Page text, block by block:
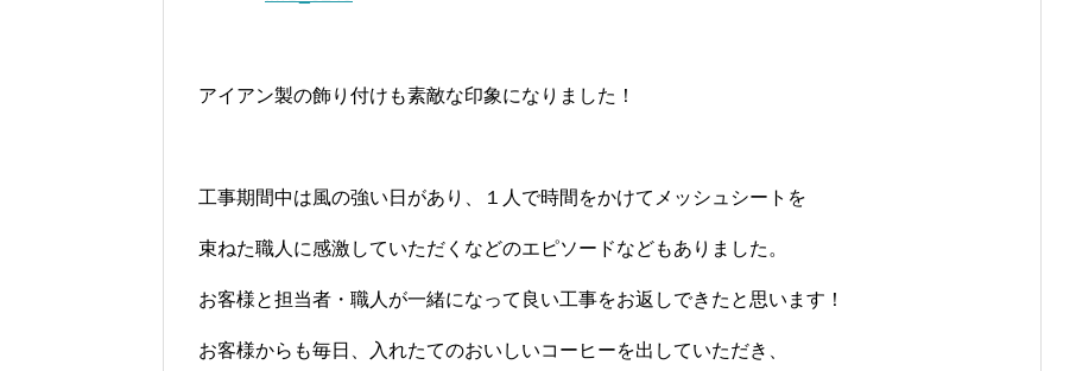
アイアン製の飾り付けも素敵な印象になりました！
工事期間中は風の強い日があり、１人で時間をかけてメッシュシートを
束ねた職人に感激していただくなどのエピソードなどもありました。
お客様と担当者・職人が一緒になって良い工事をお返しできたと思います！
お客様からも毎日、入れたてのおいしいコーヒーを出していただき、